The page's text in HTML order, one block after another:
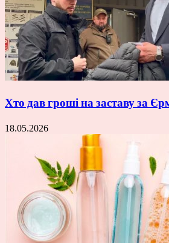
Хто дав гроші на заставу за
18.05.2026